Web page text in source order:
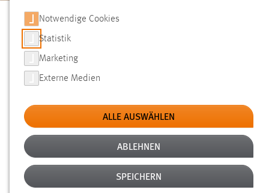
SUCHE
FILTER
Typ
Erstellungsdatum
Alter
Notwendige Cookies
Statistik
Marketing
Externe Medien
ALLE AUSWÄHLEN
ABLEHNEN
SPEICHERN